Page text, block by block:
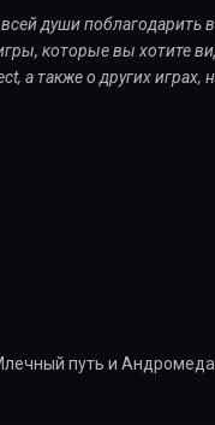
души
которые вы хотите
а также о других
путь и